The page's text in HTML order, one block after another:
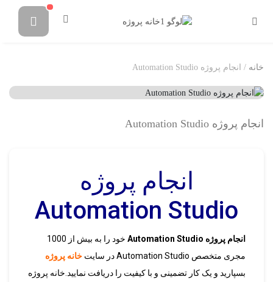
خانه / انجام پروژه Automation Studio
انجام پروژه Automation Studio
انجام پروژه
Automation Studio
انجام پروژه Automation Studio
خود را به بیش از 1000
مجری متخصص Automation Studio در سایت
خانه پروژه
بسپارید و یک کار تضمینی و با کیفیت را دریافت نمایید.خانه پروژه